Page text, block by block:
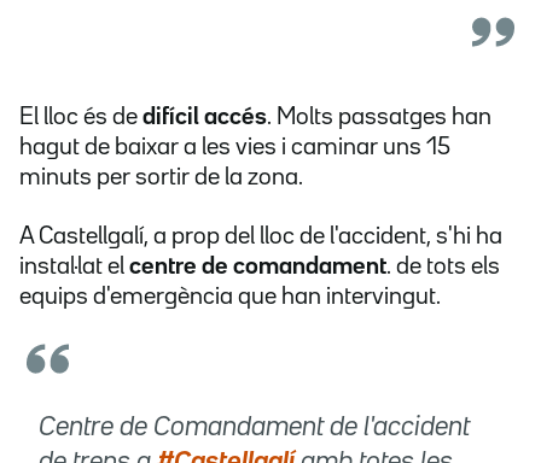
El lloc és de difícil accés. Molts passatges han
hagut de baixar a les vies i caminar uns 15
minuts per sortir de la zona.
A Castellgalí, a prop del lloc de l'accident, s'hi ha
instal·lat el centre de comandament. de tots els
equips d'emergència que han intervingut.
Centre de Comandament de l'accident